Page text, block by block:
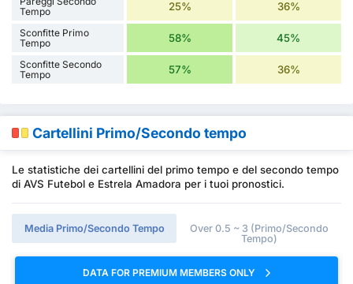
Tempo
25% 36%
Sconfitte Primo
Tempo
58% 45%
Sconfitte Secondo
Tempo
57% 36%
Cartellini Primo/Secondo tempo
Le statistiche dei cartellini del primo tempo e del secondo tempo
di AVS Futebol e Estrela Amadora per i tuoi pronostici.
Media Primo/Secondo Tempo
Over 0.5 ~ 3 (Primo/Secondo
Tempo)
DATA FOR PREMIUM MEMBERS ONLY